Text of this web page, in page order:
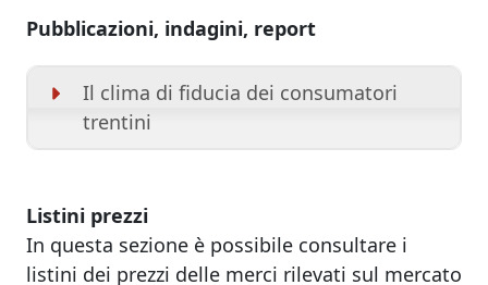
Pubblicazioni, indagini, report
Il clima di fiducia dei consumatori
trentini
Listini prezzi
In questa sezione è possibile consultare i
listini dei prezzi delle merci rilevati sul mercato